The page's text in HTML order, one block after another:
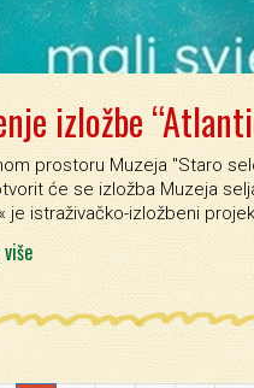
izložbe
prostoru Muzeja ''Staro
će se izložba Muzeja
je istraživačko-izložbeni